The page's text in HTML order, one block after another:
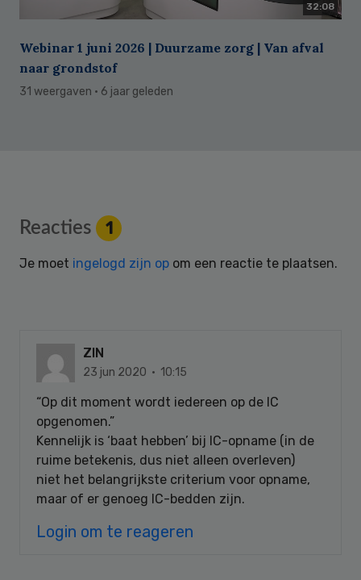
32:08
Webinar 1 juni 2026 | Duurzame zorg | Van afval
naar grondstof
31 weergaven · 6 jaar geleden
Reader
Interactions
Reacties 1
Je moet ingelogd zijn op om een reactie te plaatsen.
ZIN
23 jun 2020 · 10:15
“Op dit moment wordt iedereen op de IC
opgenomen.”
Kennelijk is ‘baat hebben’ bij IC-opname (in de
ruime betekenis, dus niet alleen overleven)
niet het belangrijkste criterium voor opname,
maar of er genoeg IC-bedden zijn.
Login om te reageren